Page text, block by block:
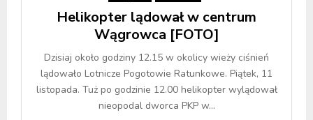
Helikopter lądował w centrum
Wągrowca [FOTO]
Dzisiaj około godziny 12.15 w okolicy wieży ciśnień
lądowało Lotnicze Pogotowie Ratunkowe. Piątek, 11
listopada. Tuż po godzinie 12.00 helikopter wylądował
nieopodal dworca PKP w...